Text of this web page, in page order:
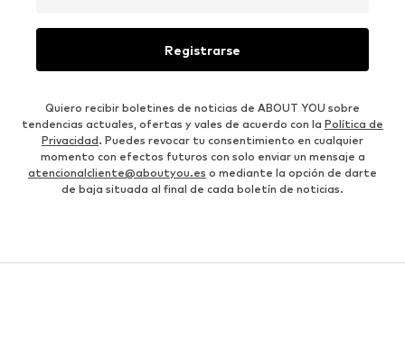
Registrarse
Quiero recibir boletines de noticias de ABOUT YOU sobre
tendencias actuales, ofertas y vales de acuerdo con la Política de
Privacidad. Puedes revocar tu consentimiento en cualquier
momento con efectos futuros con solo enviar un mensaje a
atencionalcliente@aboutyou.es o mediante la opción de darte
de baja situada al final de cada boletín de noticias.